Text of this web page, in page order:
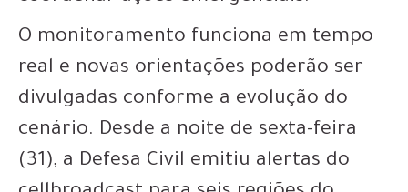
O monitoramento funciona em tempo
real e novas orientações poderão ser
divulgadas conforme a evolução do
cenário. Desde a noite de sexta-feira
(31), a Defesa Civil emitiu alertas do